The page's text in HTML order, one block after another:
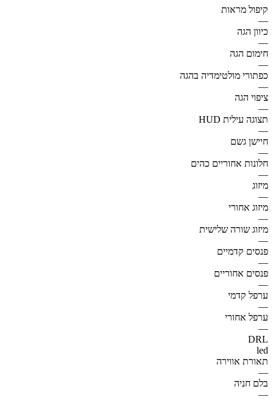
קיפול מראות
—
כיוון הגה
—
חימום הגה
—
כפתורי מולטימדיה בהגה
—
ציפוי הגה
—
תצוגה עילית HUD
—
חיישן גשם
—
חלונות אחוריים כהים
—
מיזוג
—
מיזוג אחורי
—
מיזוג שורה שלישית
—
פנסים קדמיים
—
פנסים אחוריים
—
ערפל קדמי
—
ערפל אחורי
—
DRL
led
תאורת אווירה
—
בלם חניה
—